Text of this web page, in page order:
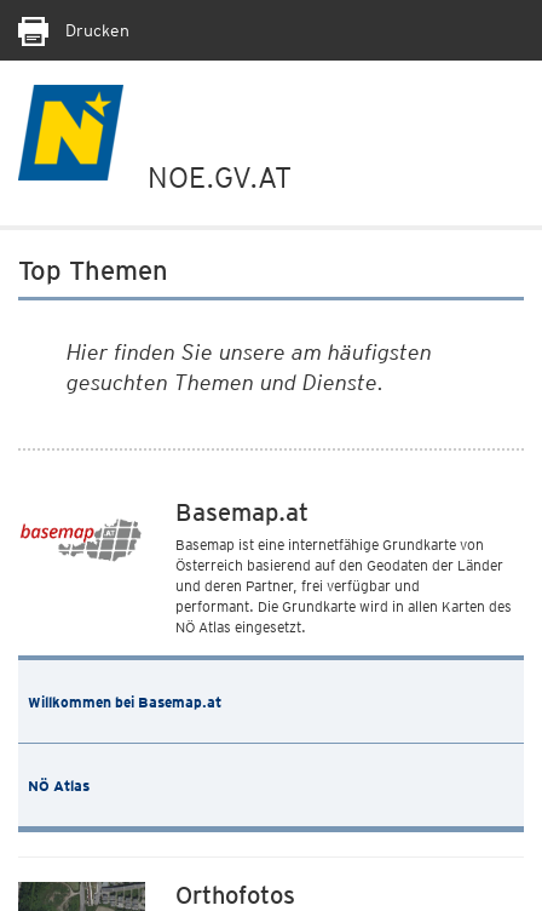
Drucken
NOE.GV.AT
Top Themen
Hier finden Sie unsere am häufigsten
gesuchten Themen und Dienste.
Basemap.at
Basemap ist eine internetfähige Grundkarte von
Österreich basierend auf den Geodaten der Länder
und deren Partner, frei verfügbar und
performant. Die Grundkarte wird in allen Karten des
NÖ Atlas eingesetzt.
Willkommen bei Basemap.at
NÖ Atlas
Orthofotos